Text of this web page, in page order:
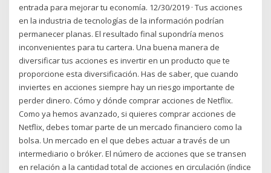
entrada para mejorar tu economía. 12/30/2019 · Tus acciones
en la industria de tecnologías de la información podrían
permanecer planas. El resultado final supondría menos
inconvenientes para tu cartera. Una buena manera de
diversificar tus acciones es invertir en un producto que te
proporcione esta diversificación. Has de saber, que cuando
inviertes en acciones siempre hay un riesgo importante de
perder dinero. Cómo y dónde comprar acciones de Netflix.
Como ya hemos avanzado, si quieres comprar acciones de
Netflix, debes tomar parte de un mercado financiero como la
bolsa. Un mercado en el que debes actuar a través de un
intermediario o bróker. El número de acciones que se transen
en relación a la cantidad total de acciones en circulación (índice